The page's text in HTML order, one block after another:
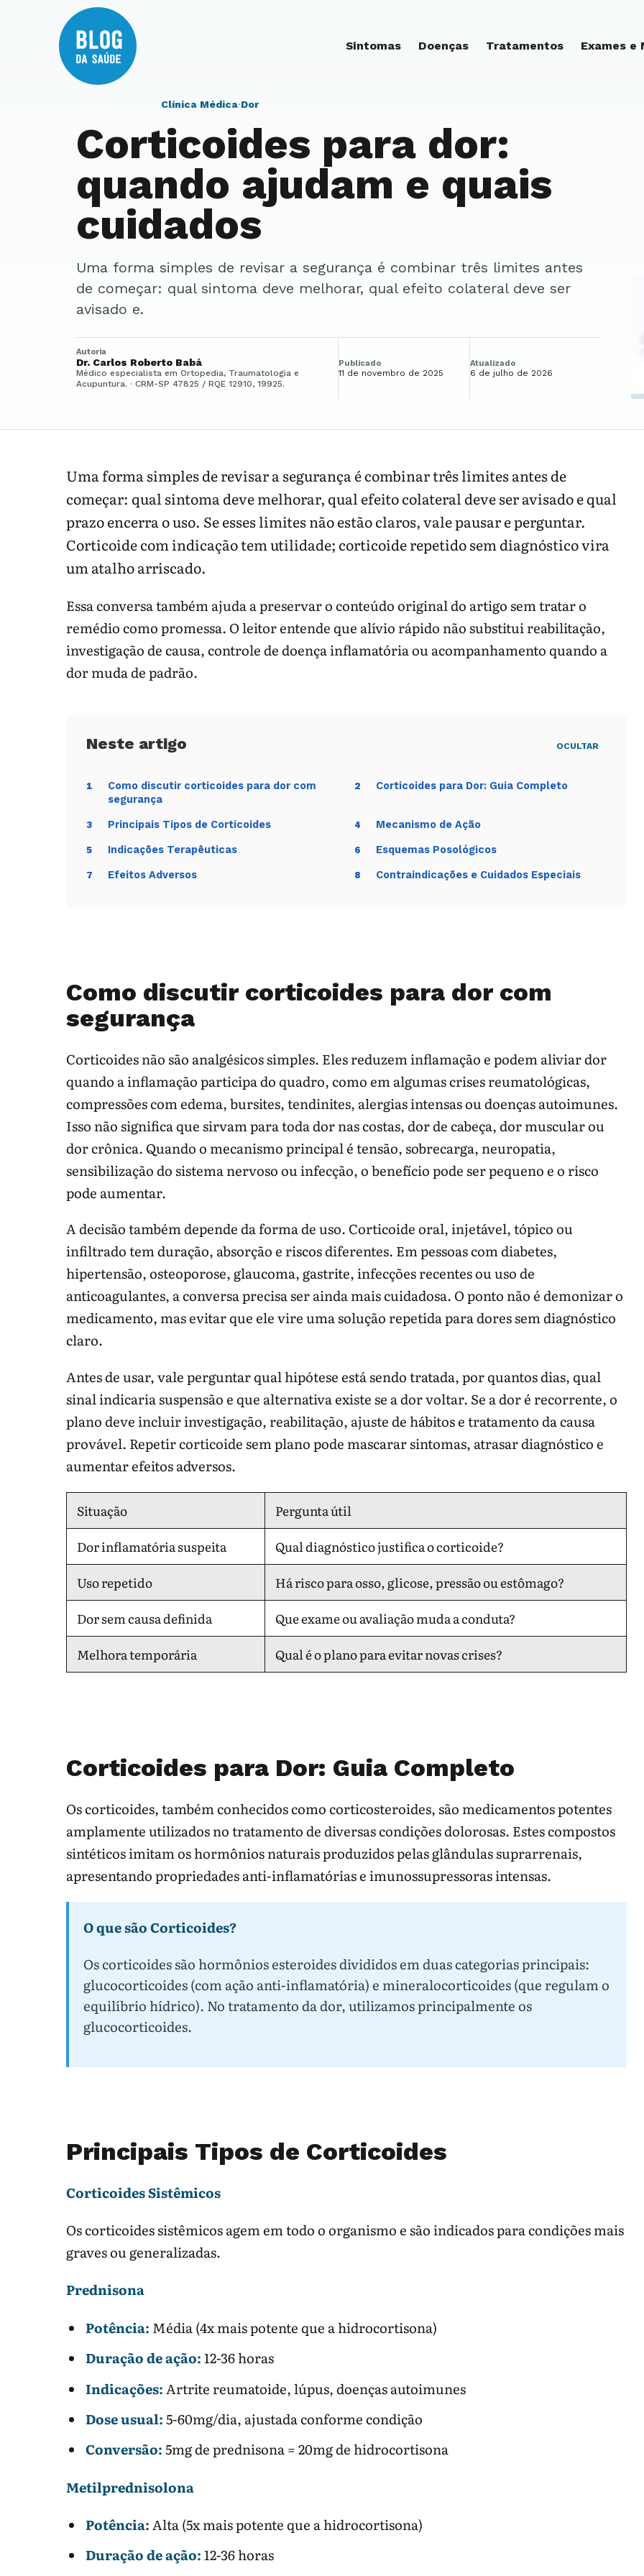
Sintomas Doenças Tratamentos Exames e
Clínica Médica·Dor
Corticoides para dor:
quando ajudam e quais
cuidados
Uma forma simples de revisar a segurança é combinar três limites antes
de começar: qual sintoma deve melhorar, qual efeito colateral deve ser
avisado e.
Autoria
Dr. Carlos Roberto Babá
Médico especialista em Ortopedia, Traumatologia e
Acupuntura. · CRM-SP 47825 / RQE 12910, 19925.
Publicado
11 de novembro de 2025
Atualizado
6 de julho de 2026
Uma forma simples de revisar a segurança é combinar três limites antes de
começar: qual sintoma deve melhorar, qual efeito colateral deve ser avisado e qual
prazo encerra o uso. Se esses limites não estão claros, vale pausar e perguntar.
Corticoide com indicação tem utilidade; corticoide repetido sem diagnóstico vira
um atalho arriscado.
Essa conversa também ajuda a preservar o conteúdo original do artigo sem tratar o
remédio como promessa. O leitor entende que alívio rápido não substitui reabilitação,
investigação de causa, controle de doença inflamatória ou acompanhamento quando a
dor muda de padrão.
OCULTAR
1
Como discutir corticoides para dor com
segurança
2 Corticoides para Dor: Guia Completo
3 Principais Tipos de Corticoides 4 Mecanismo de Ação
5 Indicações Terapêuticas 6 Esquemas Posológicos
7 Efeitos Adversos 8 Contraindicações e Cuidados Especiais
Como discutir corticoides para dor com
segurança
Corticoides não são analgésicos simples. Eles reduzem inflamação e podem aliviar dor
quando a inflamação participa do quadro, como em algumas crises reumatológicas,
compressões com edema, bursites, tendinites, alergias intensas ou doenças autoimunes.
Isso não significa que sirvam para toda dor nas costas, dor de cabeça, dor muscular ou
dor crônica. Quando o mecanismo principal é tensão, sobrecarga, neuropatia,
sensibilização do sistema nervoso ou infecção, o benefício pode ser pequeno e o risco
pode aumentar.
A decisão também depende da forma de uso. Corticoide oral, injetável, tópico ou
infiltrado tem duração, absorção e riscos diferentes. Em pessoas com diabetes,
hipertensão, osteoporose, glaucoma, gastrite, infecções recentes ou uso de
anticoagulantes, a conversa precisa ser ainda mais cuidadosa. O ponto não é demonizar o
medicamento, mas evitar que ele vire uma solução repetida para dores sem diagnóstico
claro.
Antes de usar, vale perguntar qual hipótese está sendo tratada, por quantos dias, qual
sinal indicaria suspensão e que alternativa existe se a dor voltar. Se a dor é recorrente, o
plano deve incluir investigação, reabilitação, ajuste de hábitos e tratamento da causa
provável. Repetir corticoide sem plano pode mascarar sintomas, atrasar diagnóstico e
aumentar efeitos adversos.
Situação
Pergunta útil
Dor inflamatória suspeita
Qual diagnóstico justifica o corticoide?
Uso repetido
Há risco para osso, glicose, pressão ou estômago?
Dor sem causa definida
Que exame ou avaliação muda a conduta?
Melhora temporária
Qual é o plano para evitar novas crises?
Corticoides para Dor: Guia Completo
Os corticoides, também conhecidos como corticosteroides, são medicamentos potentes
amplamente utilizados no tratamento de diversas condições dolorosas. Estes compostos
sintéticos imitam os hormônios naturais produzidos pelas glândulas suprarrenais,
apresentando propriedades anti-inflamatórias e imunossupressoras intensas.
O que são Corticoides?
Os corticoides são hormônios esteroides divididos em duas categorias principais:
glucocorticoides (com ação anti-inflamatória) e mineralocorticoides (que regulam o
equilíbrio hídrico). No tratamento da dor, utilizamos principalmente os
glucocorticoides.
Principais Tipos de Corticoides
Corticoides Sistêmicos
Os corticoides sistêmicos agem em todo o organismo e são indicados para condições mais
graves ou generalizadas.
Prednisona
Potência: Média (4x mais potente que a hidrocortisona)
Duração de ação:12-36 horas
Indicações: Artrite reumatoide, lúpus, doenças autoimunes
Dose usual:5-60mg/dia, ajustada conforme condição
Conversão:5mg de prednisona = 20mg de hidrocortisona
Metilprednisolona
Potência:Alta (5x mais potente que a hidrocortisona)
Duração de ação:12-36 horas